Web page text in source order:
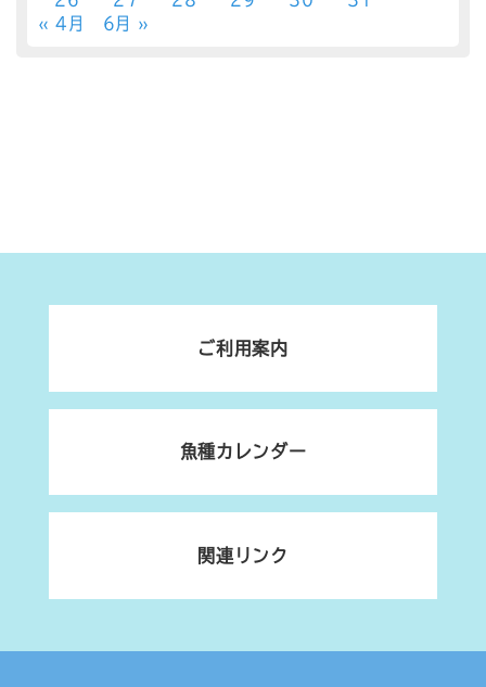
« 4月
6月 »
ご利用案内
魚種カレンダー
関連リンク